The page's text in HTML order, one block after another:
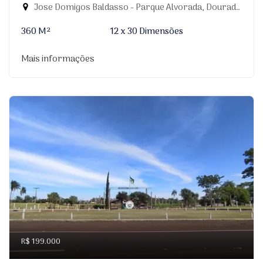
Jose Domigos Baldasso - Parque Alvorada, Dourados-MS
360 M²
12 x 30 Dimensões
Mais informações
R$ 199.000